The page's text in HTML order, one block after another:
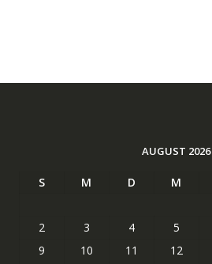
AUGUST 2026
S M D M
2
3 4 5
9
10 11 12